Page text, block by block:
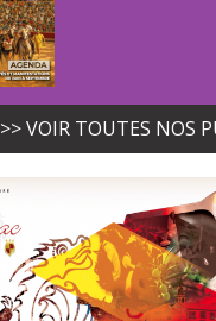
>> VOIR TOUTES NOS